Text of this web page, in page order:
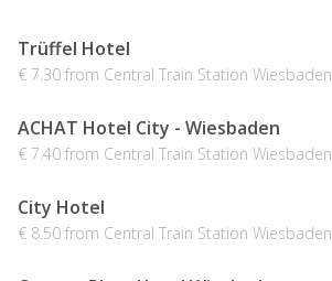
Trüffel Hotel
€ 7.30 from Central Train Station Wiesbaden
ACHAT Hotel City - Wiesbaden
€ 7.40 from Central Train Station Wiesbaden
City Hotel
€ 8.50 from Central Train Station Wiesbaden